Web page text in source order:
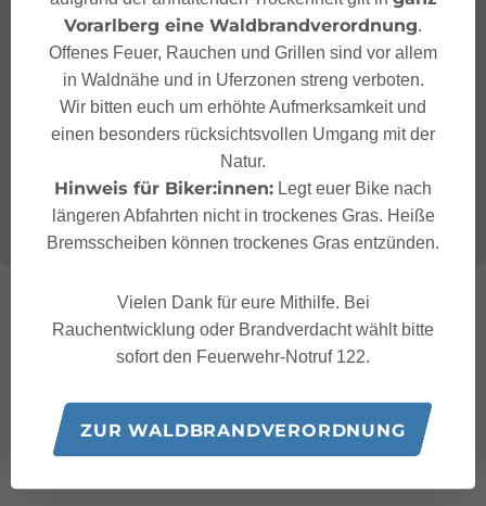
Vorarlberg eine Waldbrandverordnung.
Offenes Feuer, Rauchen und Grillen sind vor allem
in Waldnähe und in Uferzonen streng verboten.
Wir bitten euch um erhöhte Aufmerksamkeit und
einen besonders rücksichtsvollen Umgang mit der
Natur.
Hinweis für Biker:innen: Legt euer Bike nach
längeren Abfahrten nicht in trockenes Gras. Heiße
Bremsscheiben können trockenes Gras entzünden.
Vielen Dank für eure Mithilfe. Bei
Rauchentwicklung oder Brandverdacht wählt bitte
sofort den Feuerwehr-Notruf 122.
ZUR WALDBRANDVERORDNUNG